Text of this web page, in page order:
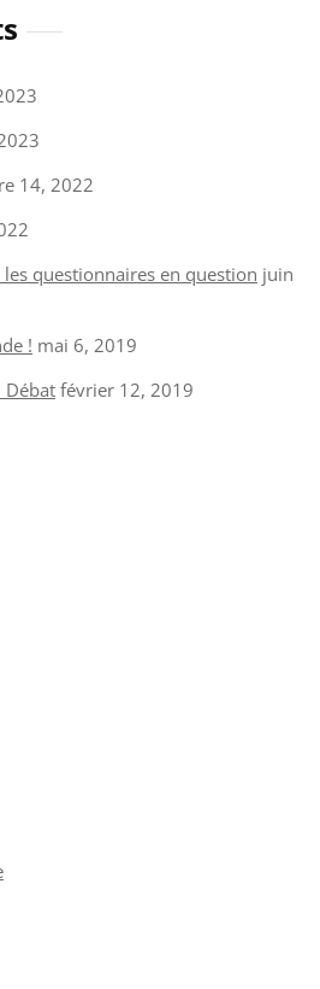
14, 2022
les questionnaires en question juin
! mai 6, 2019
Débat février 12, 2019